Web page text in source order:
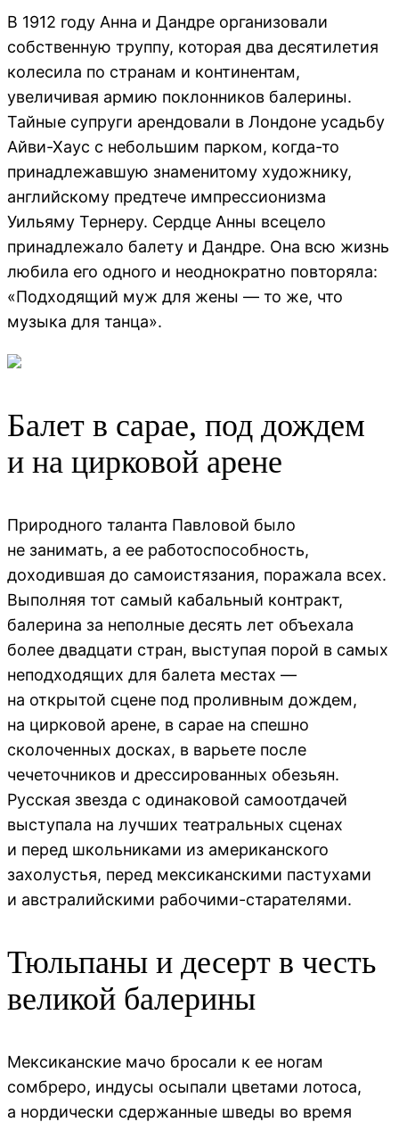
В 1912 году Анна и Дандре организовали
собственную труппу, которая два десятилетия
колесила по странам и континентам,
увеличивая армию поклонников балерины.
Тайные супруги арендовали в Лондоне усадьбу
Айви-Хаус с небольшим парком, когда-то
принадлежавшую знаменитому художнику,
английскому предтече импрессионизма
Уильяму Тернеру. Сердце Анны всецело
принадлежало балету и Дандре. Она всю жизнь
любила его одного и неоднократно повторяла:
«Подходящий муж для жены — то же, что
музыка для танца».
Балет в сарае, под дождем
и на цирковой арене
Природного таланта Павловой было
не занимать, а ее работоспособность,
доходившая до самоистязания, поражала всех.
Выполняя тот самый кабальный контракт,
балерина за неполные десять лет объехала
более двадцати стран, выступая порой в самых
неподходящих для балета местах —
на открытой сцене под проливным дождем,
на цирковой арене, в сарае на спешно
сколоченных досках, в варьете после
чечеточников и дрессированных обезьян.
Русская звезда с одинаковой самоотдачей
выступала на лучших театральных сценах
и перед школьниками из американского
захолустья, перед мексиканскими пастухами
и австралийскими рабочими-старателями.
Тюльпаны и десерт в честь
великой балерины
Мексиканские мачо бросали к ее ногам
сомбреро, индусы осыпали цветами лотоса,
а нордически сдержанные шведы во время